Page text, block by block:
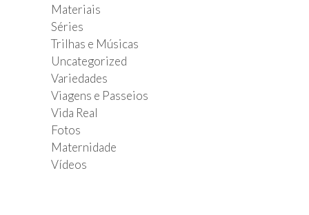
Materiais
Séries
Trilhas e Músicas
Uncategorized
Variedades
Viagens e Passeios
Vida Real
Fotos
Maternidade
Vídeos